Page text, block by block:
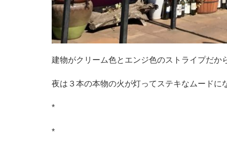
建物がクリーム色とエンジ色のストライプだか
夜は３本の本物の火が灯ってステキなムードに
*
*